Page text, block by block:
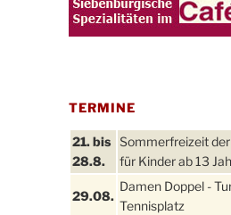
TERMINE
21. bis
28.8.
Sommerfreizeit der
für Kinder ab 13
29.08.
Damen Doppel -
Tennisplatz